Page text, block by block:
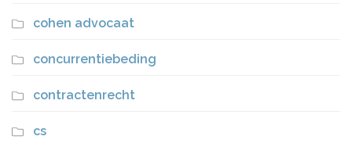
cohen advocaat
concurrentiebeding
contractenrecht
cs